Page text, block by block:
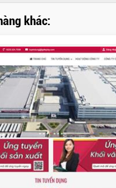
khác: